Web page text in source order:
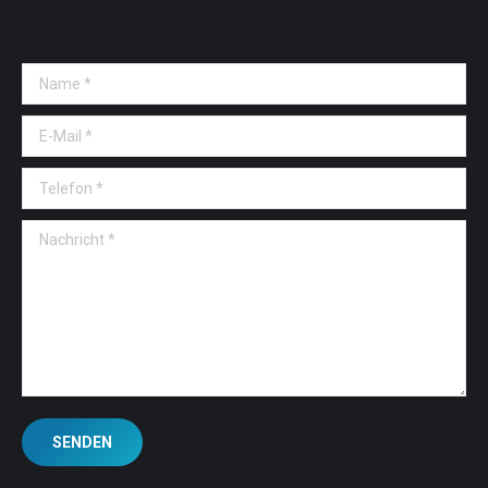
Name *
E-Mail *
Telefon *
Nachricht *
SENDEN